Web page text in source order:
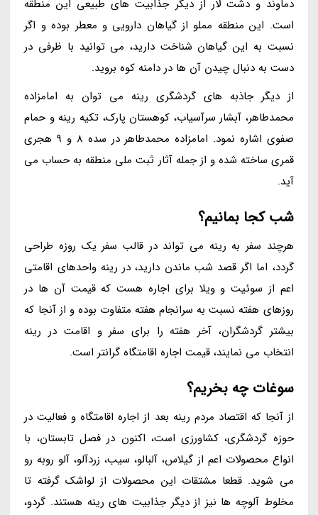
دماوند و دشت لار از دیگر جذابیت های طبیعی این منطقه
است. این منطقه مملو از گیاهان دارویی و معطر بوده و اگر
نسبت به این گیاهان شناخت دارید، می توانید با ظرفی در
دست به دنبال چیدن آن ها در دامنه کوه بروید.
از دیگر جاذبه های گردشگری رینه می توان به امامزاده
محمدطاهر، آبشار سرآسیاب، کوهستان پارک، تکیه رینه و حمام
صفوی اشاره نمود. امامزاده محمدطاهر در سده 8 و 9 هجری
قمری ساخته شده و از جمله آثار ثبت ملی منطقه به حساب می
آید.
شب کجا بمانیم؟
هرچند سفر به رینه می تواند در قالب سفر یک روزه طراحی
گردد، اما اگر قصد شب ماندن دارید، در رینه واحدهای اقامتی
اعم از سوئیت و ویلا برای اجاره هست که قیمت آن ها در
روزهای هفته نسبت به سرانجام هفته متفاوت بوده و از آنجا که
بیشتر گردشگران، آخر هفته را برای سفر و اقامت در رینه
انتخاب می نمایند، قیمت اجاره اقامتگاه گرانتر است.
سوغات چه بخریم؟
از آنجا که اقتصاد مردم رینه بعد از اجاره اقامتگاه و فعالیت در
حوزه گردشگری، کشاورزی است، اکنون در فصل تابستان، با
انواع محصولات اعم از گیلاس، آلبالو، سیب، زردآلو، آلو روبه رو
می شوید. قطعا مشتقات این محصولات از لواشک گرفته تا
مخلوط آلوچه ها نیز از دیگر جذابیت های رینه هستند. گردو،